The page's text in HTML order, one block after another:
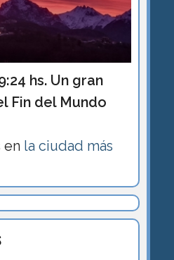
hs. Un gran
Fin del Mundo
en la ciudad más